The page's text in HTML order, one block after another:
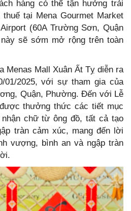
hàng có thể tận hưởng trải
tại Mena Gourmet Market
(60A Trường Sơn, Quận
sẽ sớm mở rộng trên toàn
Menas Mall Xuân Ất Tỵ diễn ra
01/2025, với sự tham gia của
Quận, Phường. Đến với Lễ
thưởng thức các tiết mục
chữ từ ông đồ, tất cả tạo
tràn cảm xúc, mang đến lời
vượng, bình an và ngập tràn